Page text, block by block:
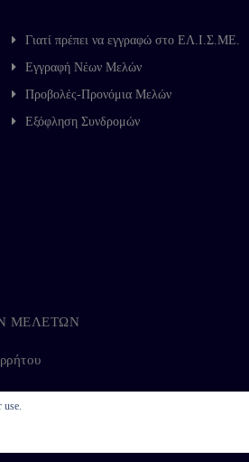
Γιατί πρέπει να εγγραφώ στο ΕΛ.Ι.Σ.ΜΕ.
Εγγραφή Νέων Μελών
Προβολές-Προνόμια Μελών
Εξόφληση Συνδρομών
use.
ΜΕΛΕΤΩΝ